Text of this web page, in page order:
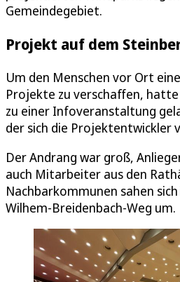
Gemeindegebiet.
Projekt auf dem
Um den Menschen vor Ort
Projekte zu verschaffen,
zu einer Infoveranstaltung
der sich die Projektentwickler
Der Andrang war groß,
auch Mitarbeiter aus den
Nachbarkommunen sahen
Wilhem-Breidenbach-Weg um.